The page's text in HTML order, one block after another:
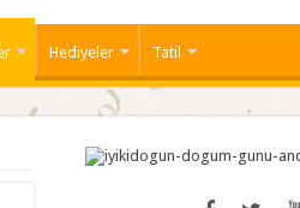
Hediyeler Tatil